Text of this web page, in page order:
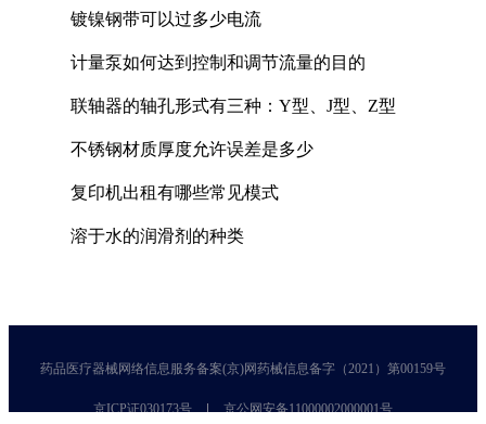
镀镍钢带可以过多少电流
计量泵如何达到控制和调节流量的目的
联轴器的轴孔形式有三种：Y型、J型、Z型
不锈钢材质厚度允许误差是多少
复印机出租有哪些常见模式
溶于水的润滑剂的种类
药品医疗器械网络信息服务备案(京)网药械信息备字（2021）第00159号
京ICP证030173号 京公网安备11000002000001号